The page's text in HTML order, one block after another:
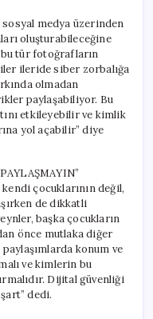
medya üzerinden
oluşturabileceğine
tür fotoğrafların
ileride siber zorbalığa
olmadan
paylaşabiliyor. Bu
etkileyebilir ve kimlik
yol açabilir” diye
çocuklarının değil,
de dikkatli
başka çocukların
önce mutlaka diğer
konum ve
ve kimlerin bu
Dijital güvenliği
dedi.